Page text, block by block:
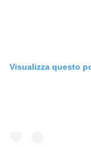
Visualizza questo